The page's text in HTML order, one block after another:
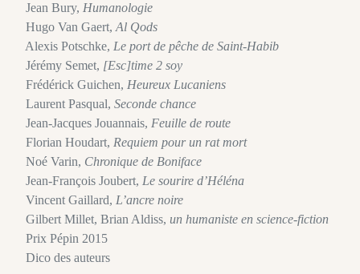
Jean Bury, Humanologie
Hugo Van Gaert, Al Qods
Alexis Potschke, Le port de pêche de Saint-Habib
Jérémy Semet, [Esc]time 2 soy
Frédérick Guichen, Heureux Lucaniens
Laurent Pasqual, Seconde chance
Jean-Jacques Jouannais, Feuille de route
Florian Houdart, Requiem pour un rat mort
Noé Varin, Chronique de Boniface
Jean-François Joubert, Le sourire d’Héléna
Vincent Gaillard, L’ancre noire
Gilbert Millet, Brian Aldiss, un humaniste en science-fiction
Prix Pépin 2015
Dico des auteurs